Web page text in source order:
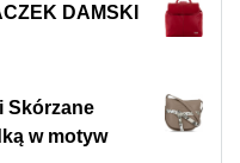
DAMSKI
Skórzane
w motyw